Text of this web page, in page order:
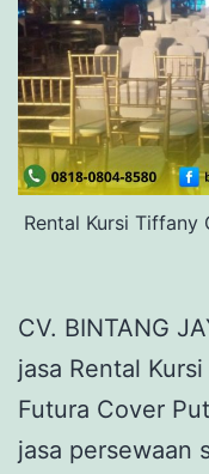
Rental Kursi Tiffany
CV. BINTANG
jasa Rental
Futura Cover
jasa persewaan